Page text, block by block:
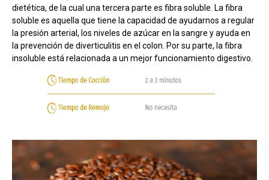
dietética, de la cual una tercera parte es fibra soluble. La fibra
soluble es aquella que tiene la capacidad de ayudarnos a regular
la presión arterial, los niveles de azúcar en la sangre y ayuda en
la prevención de diverticulitis en el colon. Por su parte, la fibra
insoluble está relacionada a un mejor funcionamiento digestivo.